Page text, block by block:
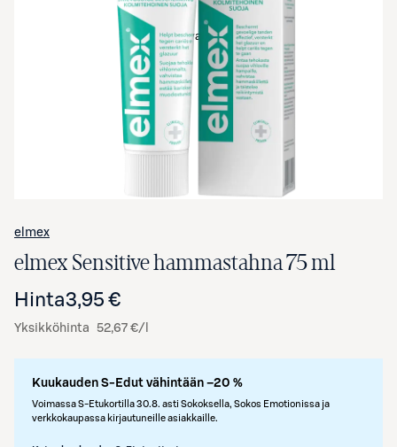
Avaa tuotekuva suurennettuna
elmex
elmex Sensitive hammastahna 75 ml
Hinta3,95 €
Yksikköhinta 52,67 €/l
Kuukauden S-Edut vähintään –20 %
Voimassa S-Etukortilla 30.8. asti Sokoksella, Sokos Emotionissa ja
verkkokaupassa kirjautuneille asiakkaille.